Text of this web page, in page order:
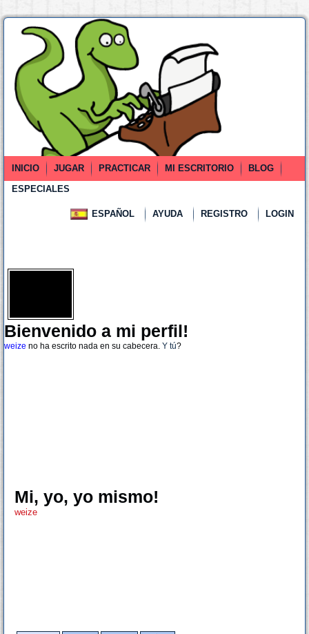
INICIO JUGAR PRACTICAR MI ESCRITORIO
BLOG
ESPECIALES
ESPAÑOL AYUDA REGISTRO LOGIN
Bienvenido a mi perfil!
weize no ha escrito nada en su cabecera. Y tú?
Mi, yo, yo mismo!
weize